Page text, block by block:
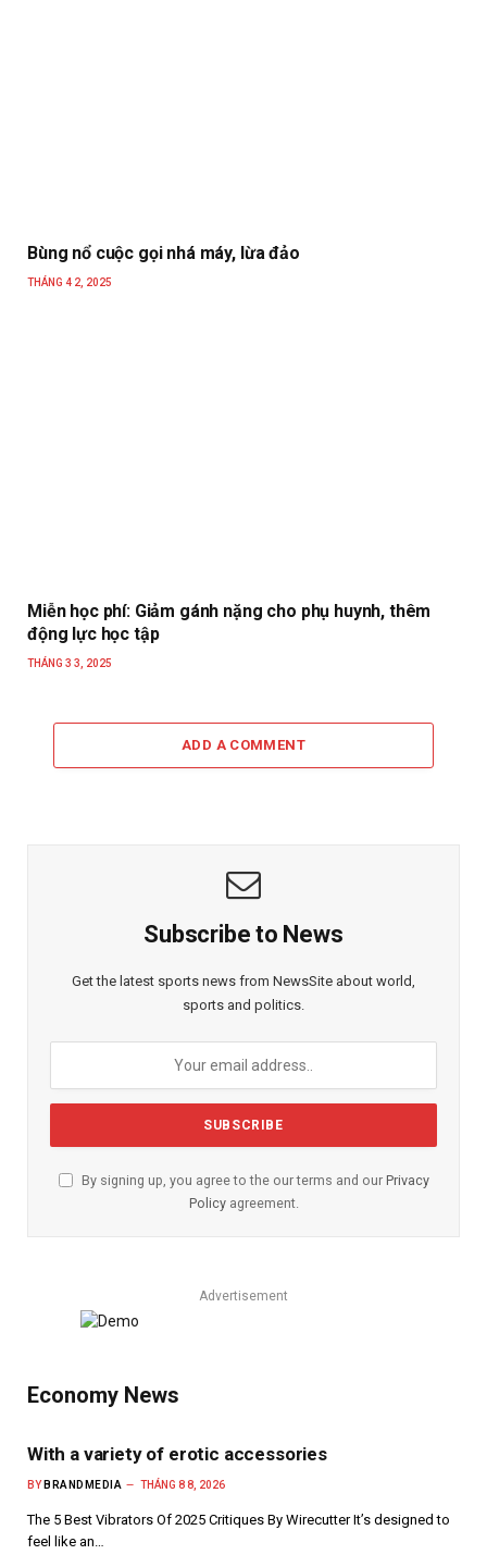
Bùng nổ cuộc gọi nhá máy, lừa đảo
THÁNG 4 2, 2025
Miễn học phí: Giảm gánh nặng cho phụ huynh, thêm
động lực học tập
THÁNG 3 3, 2025
ADD A COMMENT
Subscribe to News
Get the latest sports news from NewsSite about world,
sports and politics.
By signing up, you agree to the our terms and our Privacy
Policyagreement.
Advertisement
Economy News
With a variety of erotic accessories
BY BRANDMEDIA THÁNG 8 8, 2026
The 5 Best Vibrators Of 2025 Critiques By Wirecutter It’s designed to
feel like an…